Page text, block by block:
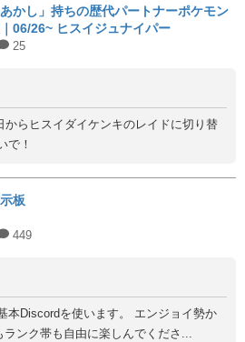
あかし」持ちの歴代パートナーポケモン
06/26~ ヒスイジュナイパー
25
からヒスイダイケンキのレイドに切り替
で！
板
449
本Discordを使います。 エンジョイ勢か
ランク帯も自由に楽しんでくださ...